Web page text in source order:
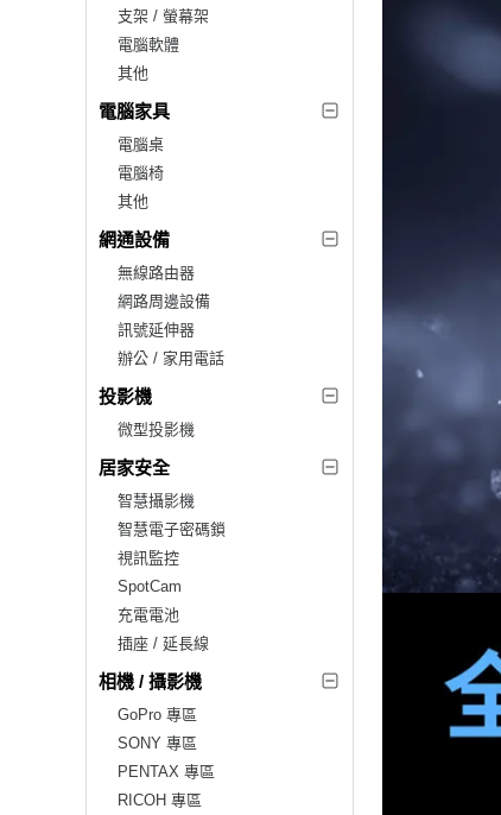
支架 / 螢幕架
電腦軟體
其他
電腦家具
電腦桌
電腦椅
其他
網通設備
無線路由器
網路周邊設備
訊號延伸器
辦公 / 家用電話
投影機
微型投影機
居家安全
智慧攝影機
智慧電子密碼鎖
視訊監控
SpotCam
充電電池
插座 / 延長線
相機 / 攝影機
GoPro 專區
SONY 專區
PENTAX 專區
RICOH 專區